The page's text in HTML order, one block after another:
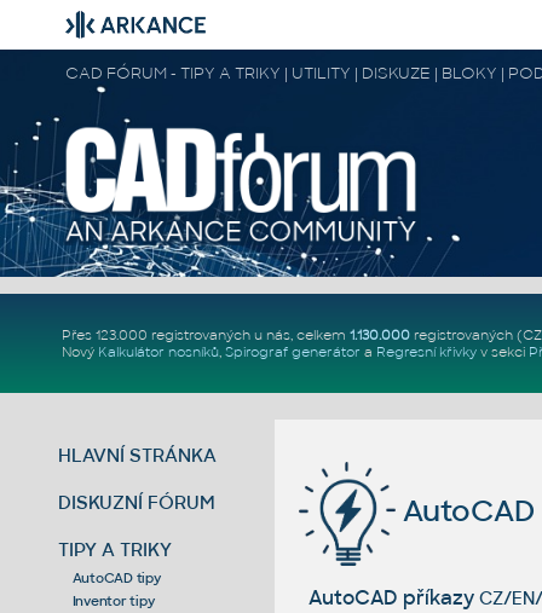
CAD FÓRUM - TIPY A TRIKY | UTILITY | DISKUZE | BLOKY |
Přes 123.000 registrovaných u nás, celkem 1.130.000registrovaných
Nový Kalkulátor nosníků, Spirograf generátor a Regresní křivkyv sekci
HLAVNÍ STRÁNKA
DISKUZNÍ FÓRUM
TIPY A TRIKY
AutoCAD tipy
Inventor tipy
AutoCAD
AutoCAD příkazy CZ/